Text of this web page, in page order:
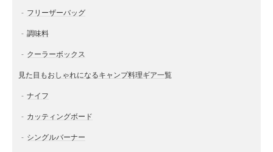
フリーザーバッグ
調味料
クーラーボックス
見た目もおしゃれになるキャンプ料理ギア一覧
ナイフ
カッティングボード
シングルバーナー